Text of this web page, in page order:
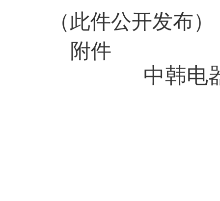
（此件公开发布）
附件
中韩电